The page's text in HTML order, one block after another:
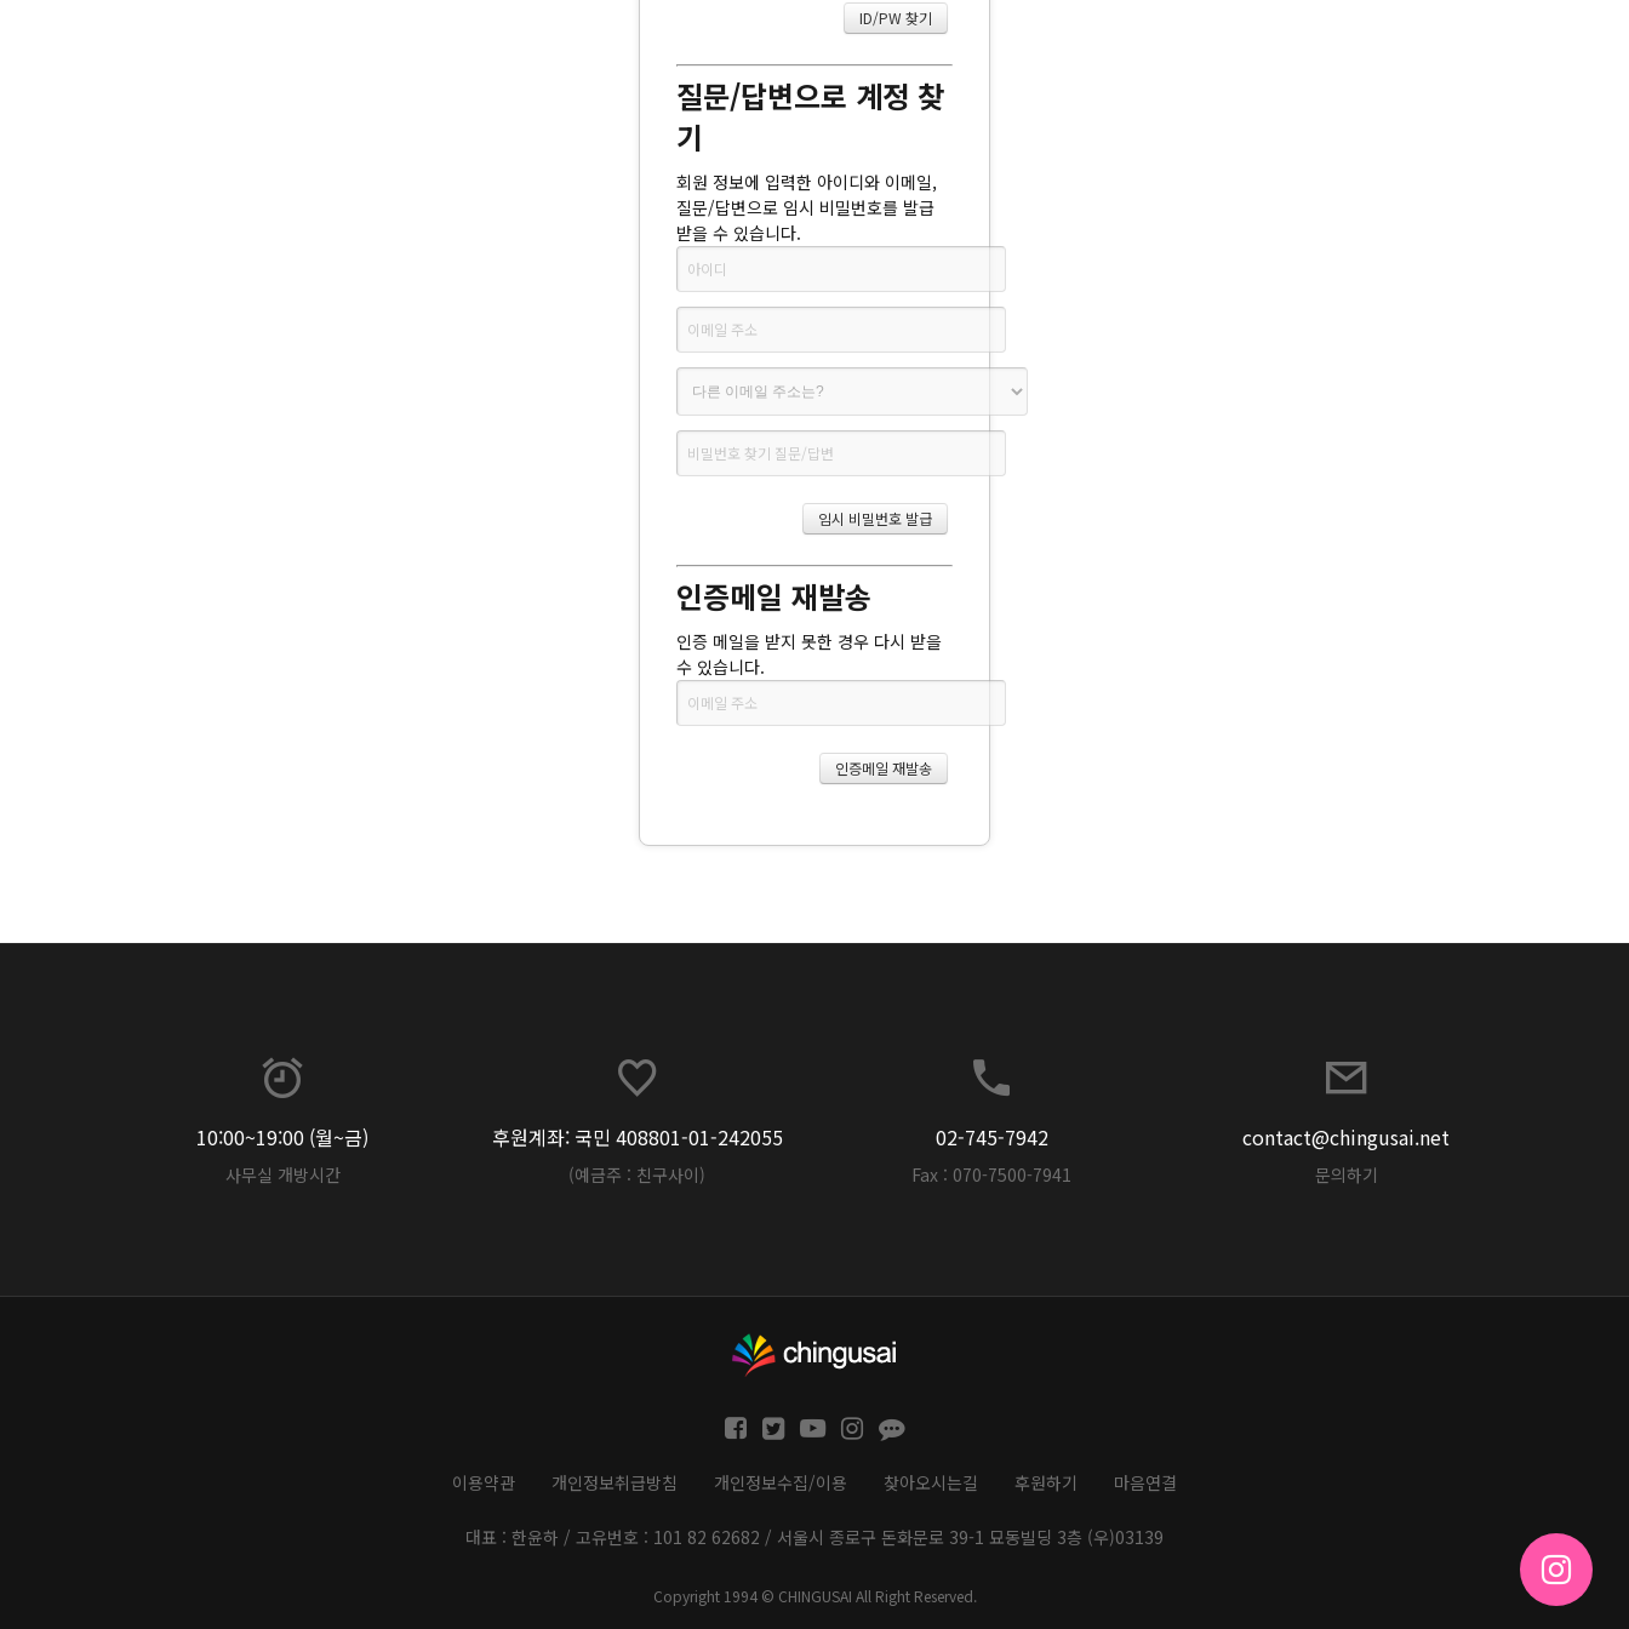
질문/답변으로 계정 찾
기
회원 정보에 입력한 아이디와 이메일,
질문/답변으로 임시 비밀번호를 발급
받을 수 있습니다.
인증메일 재발송
인증 메일을 받지 못한 경우 다시 받을
수 있습니다.
10:00~19:00 (월~금)
사무실 개방시간
후원계좌: 국민 408801-01-242055
(예금주 : 친구사이)
02-745-7942
Fax : 070-7500-7941
contact@chingusai.net
문의하기
이용약관 개인정보취급방침 개인정보수집/이용 찾아오시는길 후원하기 마음연결
대표 : 한윤하 / 고유번호 : 101 82 62682 / 서울시 종로구 돈화문로 39-1 묘동빌딩 3층 (우)03139
Copyright 1994 © CHINGUSAI All Right Reserved.